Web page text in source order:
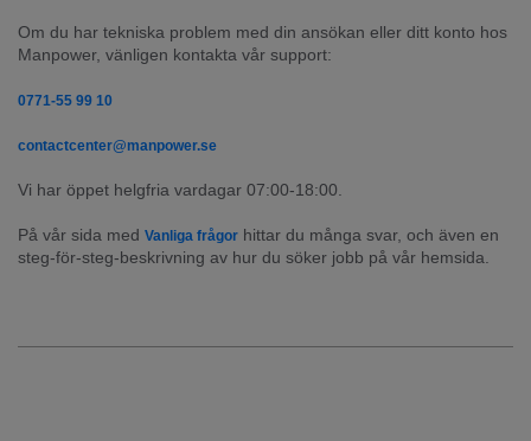
Om du har tekniska problem med din ansökan eller ditt konto hos
Manpower, vänligen kontakta vår support:
0771-55 99 10
contactcenter@manpower.se
Vi har öppet helgfria vardagar 07:00-18:00.
På vår sida med Vanliga frågor hittar du många svar, och även en
steg-för-steg-beskrivning av hur du söker jobb på vår hemsida.